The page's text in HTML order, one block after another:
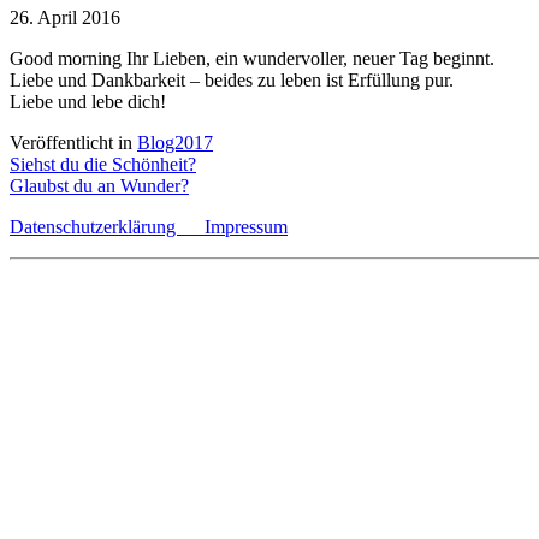
26. April 2016
Good morning Ihr Lieben, ein wundervoller, neuer Tag beginnt.
Liebe und Dankbarkeit – beides zu leben ist Erfüllung pur.
Liebe und lebe dich!
Veröffentlicht in Blog2017
Beitragsnavigation
Siehst du die Schönheit?
Glaubst du an Wunder?
Datenschutzerklärung Impressum